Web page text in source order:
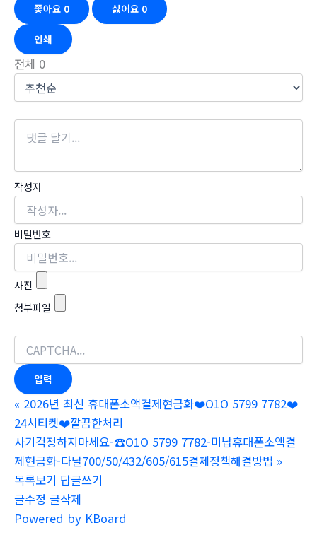
좋아요 0 싫어요 0
인쇄
전체 0
작성자
비밀번호
사진
첨부파일
« 2026년 최신 휴대폰소액결제현금화❤️O1O 5799 7782❤️
24시티켓❤️깔끔한처리
사기걱정하지마세요-☎O1O 5799 7782-미납휴대폰소액결
제현금화-다날700/50/432/605/615결제정책해결방법 »
목록보기 답글쓰기
글수정 글삭제
Powered by KBoard